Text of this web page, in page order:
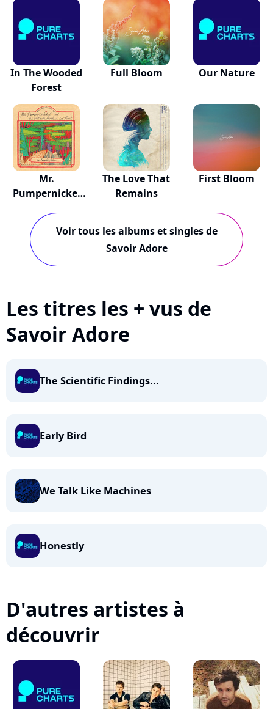
In The Wooded
Forest
Full Bloom Our Nature
Mr.
Pumpernickel
The Love That
Remains
First Bloom
Voir tous les albums et singles de
Savoir Adore
Les titres les + vus de
Savoir Adore
The Scientific Findings...
Early Bird
We Talk Like Machines
Honestly
D'autres artistes à
découvrir